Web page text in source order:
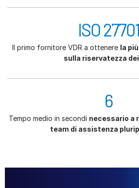
ISO 27701
Il primo fornitore VDR a ottenere la
sulla riservatezza
6
Tempo medio in secondi necessario a
team di assistenza